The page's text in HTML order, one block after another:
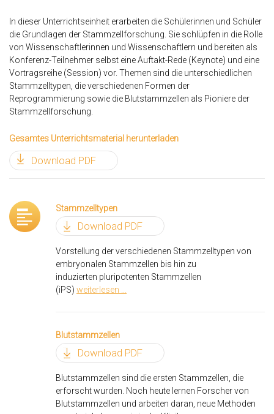
In dieser Unterrichtseinheit erarbeiten die Schülerinnen und Schüler
die Grundlagen der Stammzellforschung. Sie schlüpfen in die Rolle
von Wissenschaftlerinnen und Wissenschaftlern und bereiten als
Konferenz-Teilnehmer selbst eine Auftakt-Rede (Keynote) und eine
Vortragsreihe (Session) vor. Themen sind die unterschiedlichen
Stammzelltypen, die verschiedenen Formen der
Reprogrammierung sowie die Blutstammzellen als Pioniere der
Stammzellforschung.
Gesamtes Unterrichtsmaterial herunterladen
Download PDF
Stammzelltypen
Download PDF
Vorstellung der verschiedenen Stammzelltypen von
embryonalen Stammzellen bis hin zu
induzierten pluripotenten Stammzellen
(iPS) weiterlesen ...
Blutstammzellen
Download PDF
Blutstammzellen sind die ersten Stammzellen, die
erforscht wurden. Noch heute lernen Forscher von
Blutstammzellen und arbeiten daran, neue Methoden